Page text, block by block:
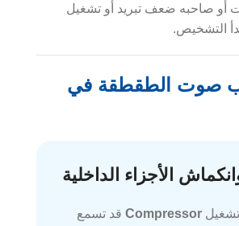
أو صاحبه ضعف تبريد أو تشغيل
التشخيص.
صوت الطقطقة في
Compressor قد تسمع